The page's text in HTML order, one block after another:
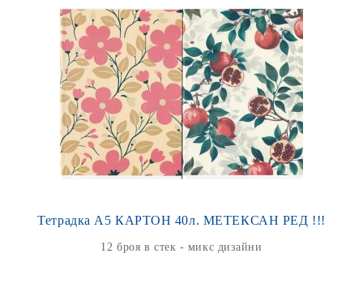
Тетрадка А5 КАРТОН 40л. МЕТЕКСАН РЕД !!!
12 броя в стек - микс дизайни